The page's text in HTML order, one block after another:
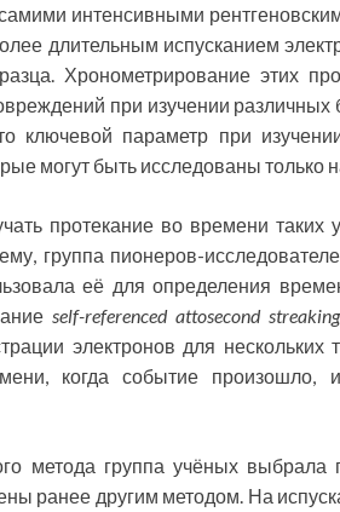
интенсивными
длительным испусканием
Хронометрирование этих
при изучении различных
параметр при изучении
могут быть исследованы только
протекание во времени таких
группа пионеров-
её для определения
self-referenced attosecond streaking
электронов для нескольких
когда событие произошло,
метода группа учёных выбрала
ранее другим методом. На